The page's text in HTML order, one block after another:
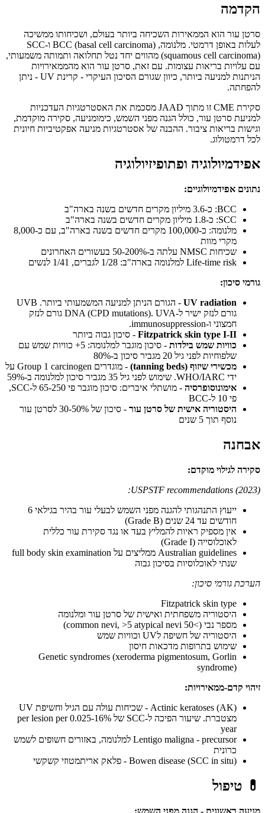
הקדמה
סרטן עור הוא הממאירות השכיחה ביותר בעולם, ושכיחותו ממשיכה
לעלות באופן דרמטי. מלנומה, BCC (basal cell carcinoma) ו-SCC
(squamous cell carcinoma) מהווים יחד נטל תחלואה ותמותה משמעותי,
עם עלויות בריאות עצומות. עם זאת, סרטן עור הוא מהממאירויות
הניתנות למניעה ביותר, כיוון שגורם הסיכון העיקרי - קרינת UV - ניתן
להפחתה.
סקירת CME זו מתוך JAAD מסכמת את האסטרטגיות העדכניות
למניעת סרטן עור, כולל הגנה מפני השמש, כימומניעה, סקירה מוקדמת,
וגישות בריאות ציבור. ההבנה של אסטרטגיות מניעה אפקטיביות חיונית
לכל דרמטולוג.
אפידמיולוגיה ופתופיזיולוגיה
נתונים אפידמיולוגיים:
BCC: כ-3.6 מיליון מקרים חדשים בשנה בארה"ב
SCC: כ-1.8 מיליון מקרים חדשים בשנה בארה"ב
מלנומה: כ-100,000 מקרים חדשים בשנה בארה"ב, עם כ-8,000
מקרי מוות
שכיחות NMSC עלתה ב-50-200% בעשורים האחרונים
Life-time risk למלנומה בארה"ב: 1/28 לגברים, 1/41 לנשים
גורמי סיכון:
UV radiation
- הגורם הניתן למניעה המשמעותי ביותר. UVB
גורם לנזק ישיר ל-DNA (CPD mutations). UVA גורם לנזק
חמצוני ו-immunosuppression.
Fitzpatrick skin type I-II - סיכון גבוה ביותר
כוויות שמש בילדות
- סיכון מוגבר למלנומה: 5+ כוויות שמש עם
שלפוחיות לפני גיל 20 מגביר סיכון ב-80%
מכשירי שיזוף (tanning beds)
- מוגדרים Group 1 carcinogen על
ידי WHO/IARC. שימוש לפני גיל 35 מגביר סיכון למלנומה ב-59%
אימונוסופרסיה
- מושתלי איברים: סיכון מוגבר פי 65-250 ל-SCC,
פי 10 ל-BCC
היסטוריה אישית של סרטן עור
- סיכון של 30-50% לסרטן עור
נוסף תוך 5 שנים
אבחנה
סקירה לגילוי מוקדם:
USPSTF recommendations (2023):
ייעוץ התנהגותי להגנה מפני השמש לבעלי עור בהיר בגילאי 6
חודשים עד 24 שנים (Grade B)
אין מספיק ראיות להמליץ בעד או נגד סקירת עור כללית
לאוכלוסייה (Grade I)
Australian guidelines ממליצים על full body skin examination
שנתי לאוכלוסיות בסיכון גבוה
הערכת גורמי סיכון:
Fitzpatrick skin type
היסטוריה משפחתית ואישית של סרטן עור ומלנומה
מספר נבי (>50 common nevi, >5 atypical nevi)
היסטוריה של חשיפה לUV וכוויות שמש
שימוש בתרופות מדכאות חיסון
Genetic syndromes (xeroderma pigmentosum, Gorlin
syndrome)
זיהוי קדם-ממאירויות:
Actinic keratoses (AK) - שכיחות עולה עם הגיל וחשיפת UV
מצטברת. שיעור הפיכה ל-SCC של 0.025-16% per lesion per
year
Lentigo maligna - precursor למלנומה, באזורים חשופים לשמש
כרונית
Bowen disease (SCC in situ) - פלאק אריתמטוזי קשקשי
💊 טיפול
מניעה ראשונית - הגנה מפני השמש: